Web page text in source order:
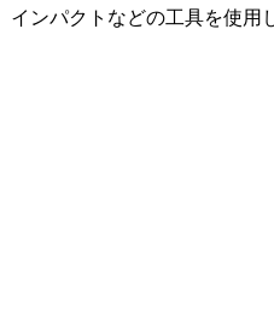
ンパクトなどの工具を使